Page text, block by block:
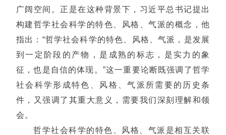
广阔空间。正是在这种背景下，习近平总书记提出
构建哲学社会科学的特色、风格、气派的概念，他
指出：“哲学社会科学的特色、风格、气派，是发展
到一定阶段的产物，是成熟的标志，是实力的象
征，也是自信的体现。”这一重要论断既强调了哲学
社会科学形成特色、风格、气派所需要的历史条
件，又强调了其重大意义，需要我们深刻理解和领
会。
哲学社会科学的特色、风格、气派是相互关联